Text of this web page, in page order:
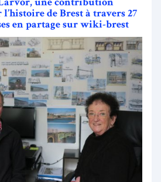
de Brest à travers 27
en partage sur wiki-brest